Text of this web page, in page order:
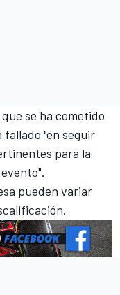
se ha cometido
"en seguir
para la
pueden variar